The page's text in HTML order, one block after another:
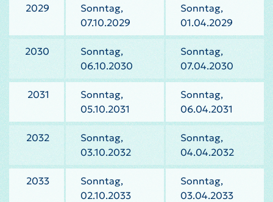
2029
Sonntag,
07.10.2029
Sonntag,
01.04.2029
2030
Sonntag,
06.10.2030
Sonntag,
07.04.2030
2031
Sonntag,
05.10.2031
Sonntag,
06.04.2031
2032
Sonntag,
03.10.2032
Sonntag,
04.04.2032
2033
Sonntag,
02.10.2033
Sonntag,
03.04.2033